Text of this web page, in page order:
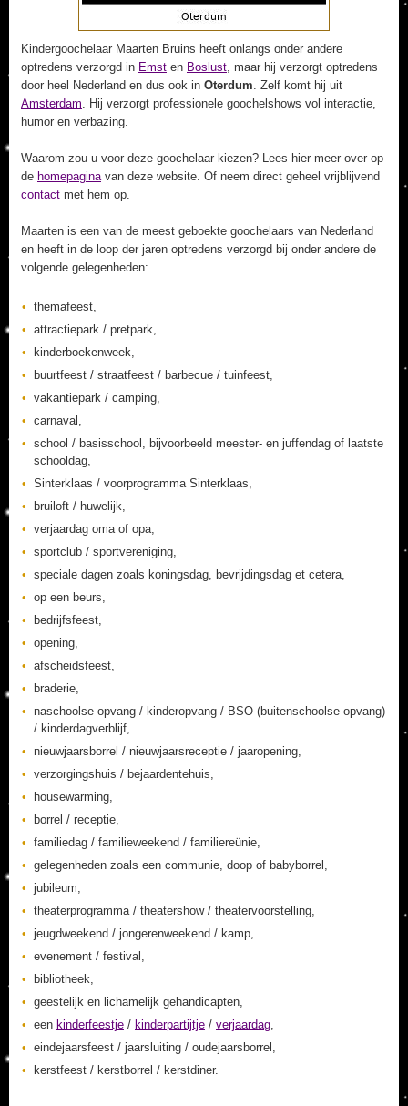
Kindergoochelaar Maarten Bruins heeft onlangs onder andere
optredens verzorgd in Emst en Boslust, maar hij verzorgt optredens
door heel Nederland en dus ook in Oterdum. Zelf komt hij uit
Amsterdam. Hij verzorgt professionele goochelshows vol interactie,
humor en verbazing.
Waarom zou u voor deze goochelaar kiezen? Lees hier meer over op
de homepaginavan deze website. Of neem direct geheel vrijblijvend
contact met hem op.
Maarten is een van de meest geboekte goochelaars van Nederland
en heeft in de loop der jaren optredens verzorgd bij onder andere de
volgende gelegenheden:
themafeest,
attractiepark / pretpark,
kinderboekenweek,
buurtfeest / straatfeest / barbecue / tuinfeest,
vakantiepark / camping,
carnaval,
school / basisschool, bijvoorbeeld meester- en juffendag of laatste
schooldag,
Sinterklaas / voorprogramma Sinterklaas,
bruiloft / huwelijk,
verjaardag oma of opa,
sportclub / sportvereniging,
speciale dagen zoals koningsdag, bevrijdingsdag et cetera,
op een beurs,
bedrijfsfeest,
opening,
afscheidsfeest,
braderie,
naschoolse opvang / kinderopvang / BSO (buitenschoolse opvang)
/ kinderdagverblijf,
nieuwjaarsborrel / nieuwjaarsreceptie / jaaropening,
verzorgingshuis / bejaardentehuis,
housewarming,
borrel / receptie,
familiedag / familieweekend / familiereünie,
gelegenheden zoals een communie, doop of babyborrel,
jubileum,
theaterprogramma / theatershow / theatervoorstelling,
jeugdweekend / jongerenweekend / kamp,
evenement / festival,
bibliotheek,
geestelijk en lichamelijk gehandicapten,
een kinderfeestje / kinderpartijtje / verjaardag,
eindejaarsfeest / jaarsluiting / oudejaarsborrel,
kerstfeest / kerstborrel / kerstdiner.